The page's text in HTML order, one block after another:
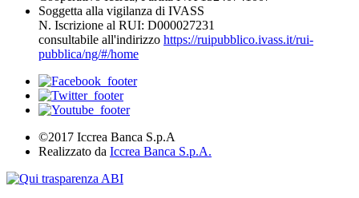
Soggetta alla vigilanza di IVASS
N. Iscrizione al RUI: D000027231
consultabile all'indirizzo https://ruipubblico.ivass.it/rui-
pubblica/ng/#/home
©2017 Iccrea Banca S.p.A
Realizzato da Iccrea Banca S.p.A.